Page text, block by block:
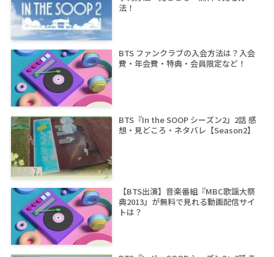
法！
BTS ファンクラブの入会方法は？入会
費・年会費・特典・会員限定など！
BTS『In the SOOP シーズン2』2話 感
想・見どころ・ネタバレ【Season2】
【BTS出演】音楽番組『MBC歌謡大祭
典2013』が無料で見れる動画配信サイ
トは？